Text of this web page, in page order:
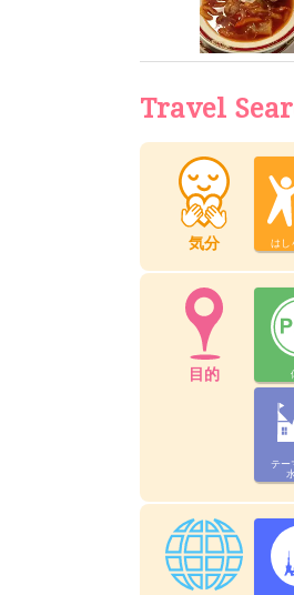
Travel
気分 はし
目的
テー